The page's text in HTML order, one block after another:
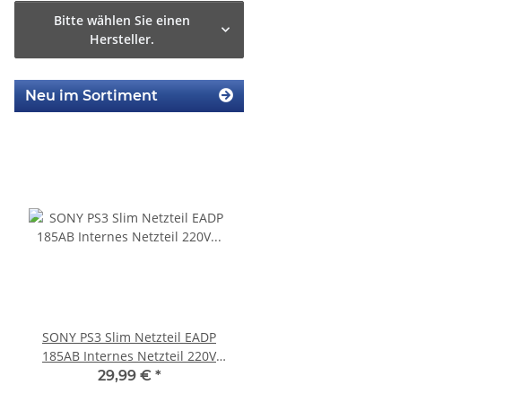
Bitte wählen Sie einen
Hersteller.
Neu im Sortiment
SONY PS3 Slim Netzteil EADP
185AB Internes Netzteil 220V
gerbaucht
29,99 € *